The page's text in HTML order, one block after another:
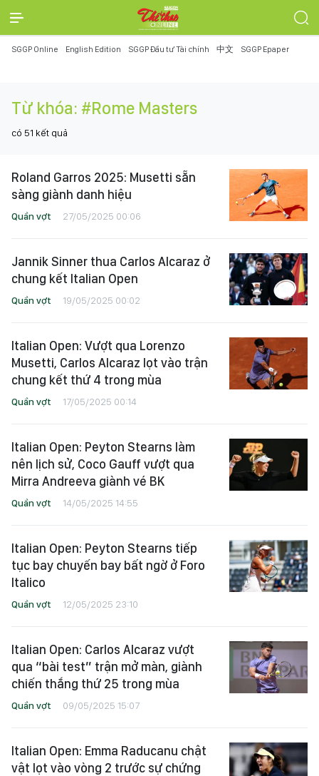
SGGP Online English Edition SGGP Đầu tư Tài chính 中文 SGGP Epaper
Từ khóa: #Rome Masters
có 51 kết quả
Roland Garros 2025: Musetti sẵn
sàng giành danh hiệu
Quần vợt 27/05/2025 00:06
Jannik Sinner thua Carlos Alcaraz ở
chung kết Italian Open
Quần vợt 19/05/2025 00:02
Italian Open: Vượt qua Lorenzo
Musetti, Carlos Alcaraz lọt vào trận
chung kết thứ 4 trong mùa
Quần vợt 17/05/2025 00:14
Italian Open: Peyton Stearns làm
nên lịch sử, Coco Gauff vượt qua
Mirra Andreeva giành vé BK
Quần vợt 14/05/2025 14:55
Italian Open: Peyton Stearns tiếp
tục bay chuyến bay bất ngờ ở Foro
Italico
Quần vợt 12/05/2025 23:10
Italian Open: Carlos Alcaraz vượt
qua “bài test” trận mở màn, giành
chiến thắng thứ 25 trong mùa
Quần vợt 09/05/2025 15:07
Italian Open: Emma Raducanu chật
vật lọt vào vòng 2 trước sự chứng